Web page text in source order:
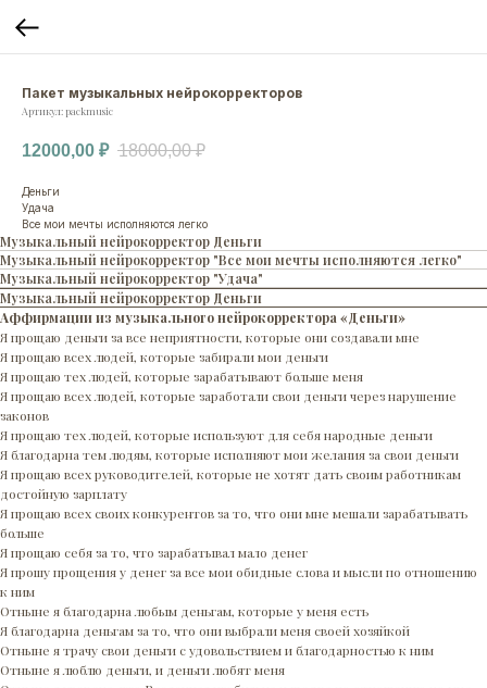
Пакет музыкальных нейрокорректоров
Артикул:packmusic
12000,00 ₽ 18000,00 ₽
Деньги
Удача
Все мои мечты исполняются легко
Музыкальный нейрокорректор Деньги
Музыкальный нейрокорректор "Все мои мечты исполняются легко"
Музыкальный нейрокорректор "Удача"
Музыкальный нейрокорректор Деньги
Аффирмации из музыкального нейрокорректора «Деньги»
Я прощаю деньги за все неприятности, которые они создавали мне
Я прощаю всех людей, которые забирали мои деньги
Я прощаю тех людей, которые зарабатывают больше меня
Я прощаю всех людей, которые заработали свои деньги через нарушение
законов
Я прощаю тех людей, которые используют для себя народные деньги
Я благодарна тем людям, которые исполняют мои желания за свои деньги
Я прощаю всех руководителей, которые не хотят дать своим работникам
достойную зарплату
Я прощаю всех своих конкурентов за то, что они мне мешали зарабатывать
больше
Я прощаю себя за то, что зарабатывал мало денег
Я прошу прощения у денег за все мои обидные слова и мысли по отношению
к ним
Отныне я благодарна любым деньгам, которые у меня есть
Я благодарна деньгам за то, что они выбрали меня своей хозяйкой
Отныне я трачу свои деньги с удовольствием и благодарностью к ним
Отныне я люблю деньги, и деньги любят меня